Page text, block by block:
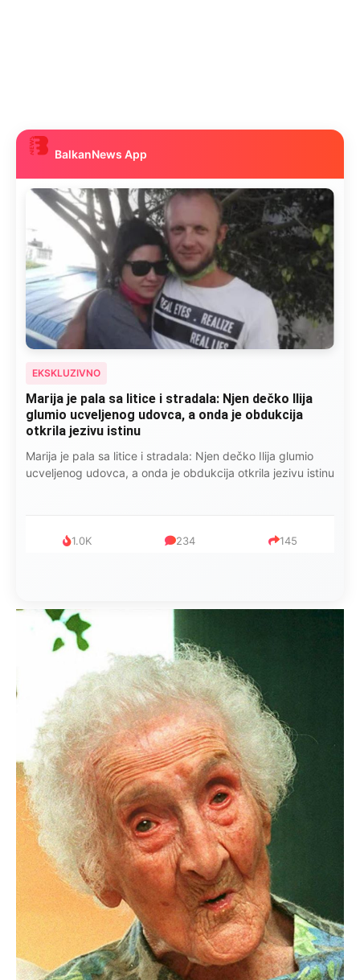
BalkanNews App
EKSKLUZIVNO
Marija je pala sa litice i stradala: Njen dečko Ilija
glumio ucveljenog udovca, a onda je obdukcija
otkrila jezivu istinu
Marija je pala sa litice i stradala: Njen dečko Ilija glumio
ucveljenog udovca, a onda je obdukcija otkrila jezivu istinu
1.0K 234 145